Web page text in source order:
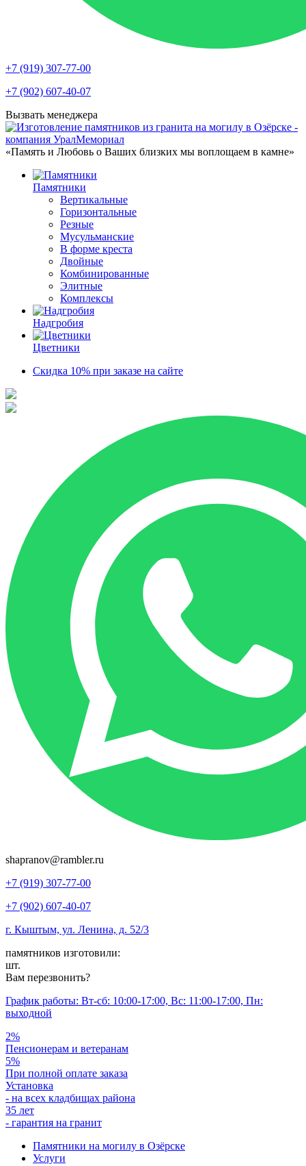
+7 (919) 307-77-00
+7 (902) 607-40-07
Вызвать менеджера
«Память и Любовь о Ваших близких мы воплощаем в камне»
Памятники
Вертикальные
Горизонтальные
Резные
Мусульманские
В форме креста
Двойные
Комбинированные
Элитные
Комплексы
Надгробия
Цветники
Скидка 10% при заказе на сайте
shapranov@rambler.ru
+7 (919) 307-77-00
+7 (902) 607-40-07
г. Кыштым, ул. Ленина, д. 52/3
памятников изготовили:
шт.
Вам перезвонить?
График работы: Вт-сб: 10:00-17:00, Вс: 11:00-17:00, Пн:
выходной
2%
Пенсионерам и ветеранам
5%
При полной оплате заказа
Установка
- на всех кладбищах района
35 лет
- гарантия на гранит
Памятники на могилу в Озёрске
Услуги